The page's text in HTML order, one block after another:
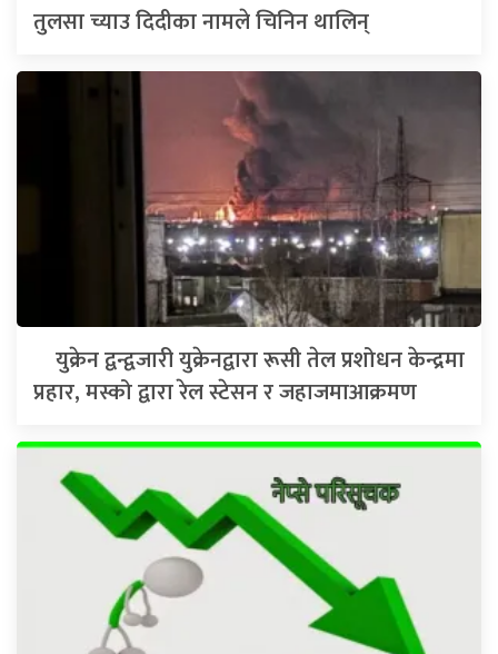
तुलसा च्याउ दिदीका नामले चिनिन थालिन्
युक्रेन द्वन्द्वजारी युक्रेनद्वारा रूसी तेल प्रशोधन केन्द्रमा
प्रहार, मस्को द्वारा रेल स्टेसन र जहाजमाआक्रमण